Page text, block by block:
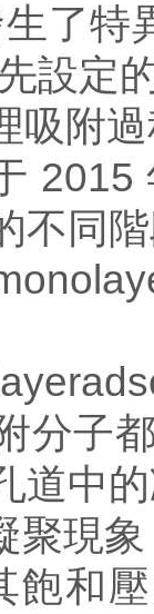
了
設定
吸附
同階
分子
道中的
現象
和